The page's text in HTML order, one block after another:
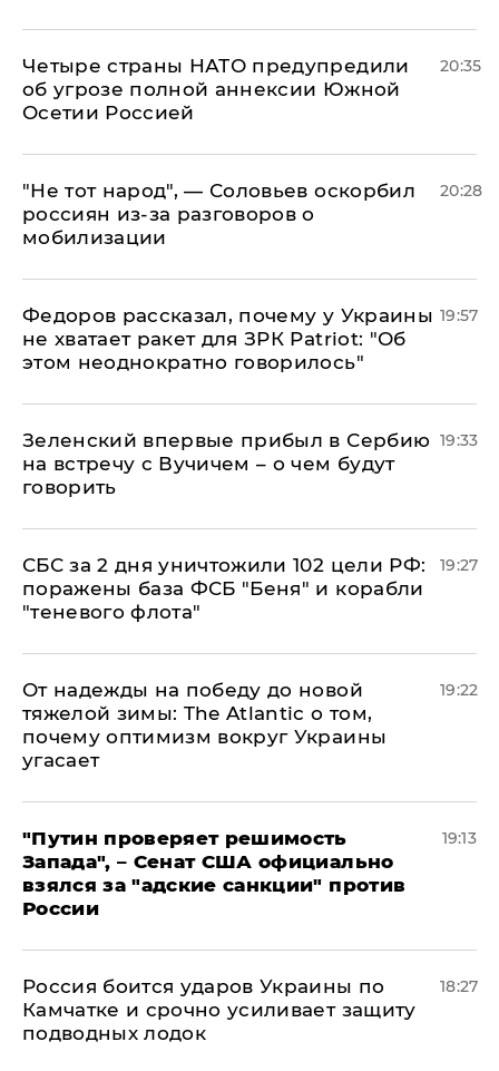
Четыре страны НАТО предупредили
об угрозе полной аннексии Южной
Осетии Россией
20:35
​"Не тот народ", — Соловьев оскорбил
россиян из-за разговоров о
мобилизации
20:28
Федоров рассказал, почему у Украины
не хватает ракет для ЗРК Patriot: "Об
этом неоднократно говорилось"
19:57
Зеленский впервые прибыл в Сербию
на встречу с Вучичем – о чем будут
говорить
19:33
СБС за 2 дня уничтожили 102 цели РФ:
поражены база ФСБ "Беня" и корабли
"теневого флота"
19:27
От надежды на победу до новой
тяжелой зимы: The Atlantic о том,
почему оптимизм вокруг Украины
угасает
19:22
"Путин проверяет решимость
Запада", – Сенат США официально
взялся за "адские санкции" против
России
19:13
Россия боится ударов Украины по
Камчатке и срочно усиливает защиту
подводных лодок
18:27